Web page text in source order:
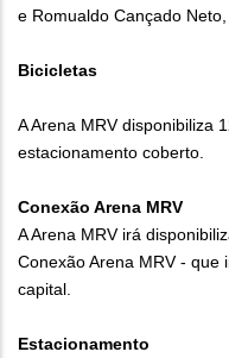
e Romualdo Cançado
Bicicletas
A Arena MRV disponibiliza
estacionamento coberto.
Conexão Arena MRV
A Arena MRV irá
Conexão Arena MRV - que
capital.
Estacionamento